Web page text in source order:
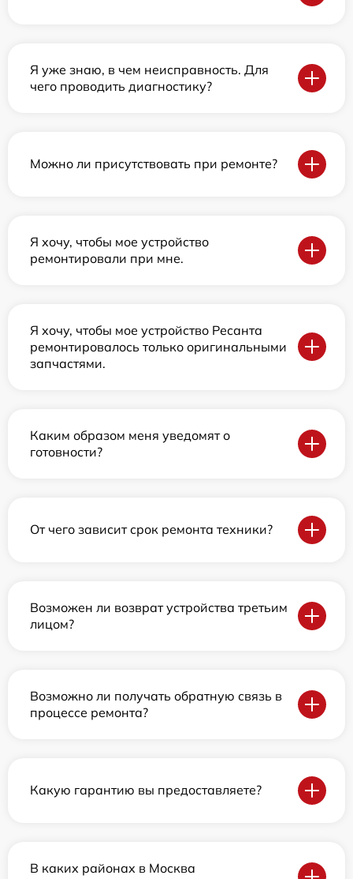
Я уже знаю, в чем неисправность. Для
чего проводить диагностику?
Можно ли присутствовать при ремонте?
Я хочу, чтобы мое устройство
ремонтировали при мне.
Я хочу, чтобы мое устройство Ресанта
ремонтировалось только оригинальными
запчастями.
Каким образом меня уведомят о
готовности?
От чего зависит срок ремонта техники?
Возможен ли возврат устройства третьим
лицом?
Возможно ли получать обратную связь в
процессе ремонта?
Какую гарантию вы предоставляете?
В каких районах в Москва